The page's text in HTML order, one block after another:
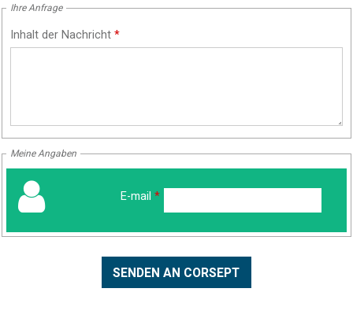
Ihre Anfrage
Inhalt der Nachricht*
Meine Angaben
E-mail *